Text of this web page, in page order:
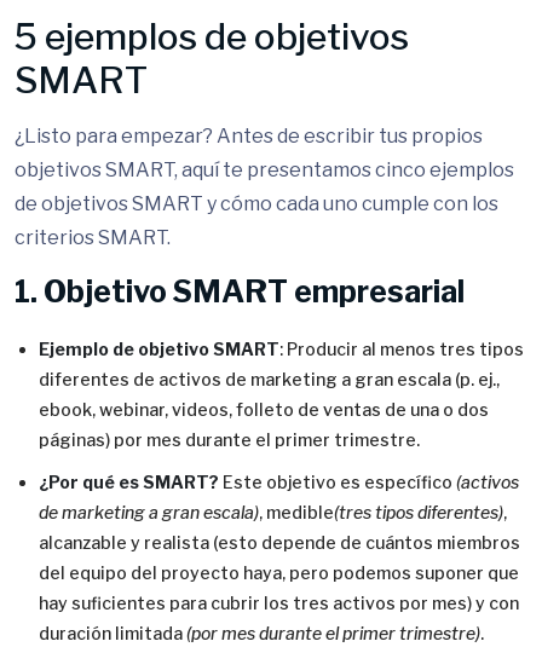
5 ejemplos de objetivos
SMART
¿Listo para empezar? Antes de escribir tus propios
objetivos SMART, aquí te presentamos cinco ejemplos
de objetivos SMART y cómo cada uno cumple con los
criterios SMART.
1. Objetivo SMART empresarial
Ejemplo de objetivo SMART: Producir al menos tres tipos
diferentes de activos de marketing a gran escala (p. ej.,
ebook, webinar, videos, folleto de ventas de una o dos
páginas) por mes durante el primer trimestre.
¿Por qué es SMART? Este objetivo es específico (activos
de marketing a gran escala), medible(tres tipos diferentes),
alcanzable y realista (esto depende de cuántos miembros
del equipo del proyecto haya, pero podemos suponer que
hay suficientes para cubrir los tres activos por mes) y con
duración limitada(por mes durante el primer trimestre).